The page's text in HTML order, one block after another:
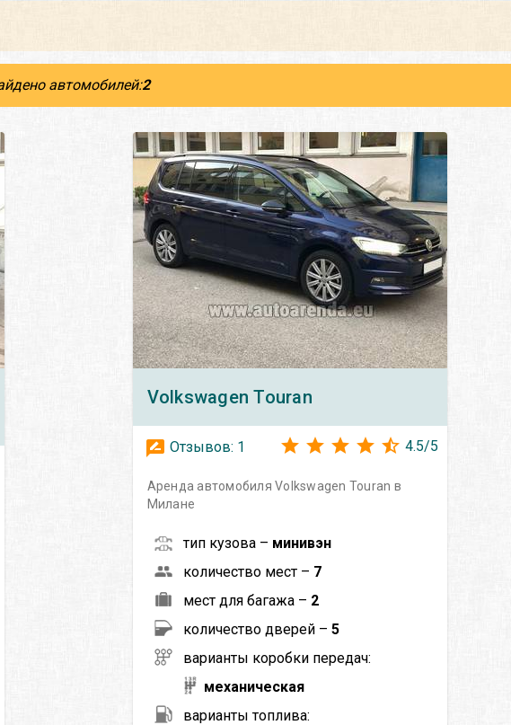
автомобилей:2
Volkswagen Touran
Отзывов: 1 4.5/5
Аренда автомобиля Volkswagen Touran в
Милане
тип кузова – минивэн
количество мест – 7
мест для багажа – 2
количество дверей – 5
варианты коробки передач:
механическая
варианты топлива: